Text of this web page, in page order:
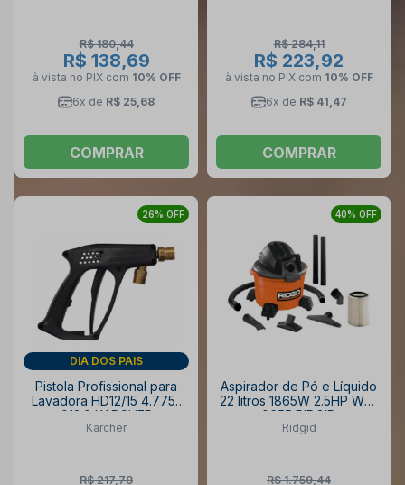
R$ 180,44
R$ 138,69
à vista no PIX com 10% OFF
6x de R$ 25,68
COMPRAR
R$ 284,11
R$ 223,92
à vista no PIX com 10% OFF
6x de R$ 41,47
COMPRAR
26% OFF
DIA DOS PAIS
Pistola Profissional para
Lavadora HD12/15 4.775-
012.0 KARCHER
Karcher
R$ 217,78
40% OFF
Aspirador de Pó e Líquido
22 litros 1865W 2.5HP WD-
0655 RIDGID
Ridgid
R$ 1.759,44